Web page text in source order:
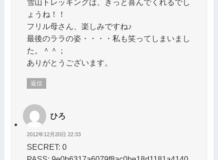
雪山トレッキングは、きっと喜んでくれるでし
ょうね！！
フリル母さん、楽しみですね♪
最後のララの姿・・・・私も笑ってしまいまし
た。＾＾；
ありがとうございます。
返信
ひろ
2012年12月20日 22:33
SECRET: 0